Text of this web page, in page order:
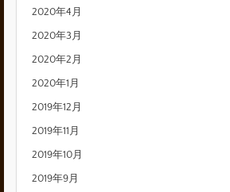
2020年4月
2020年3月
2020年2月
2020年1月
2019年12月
2019年11月
2019年10月
2019年9月